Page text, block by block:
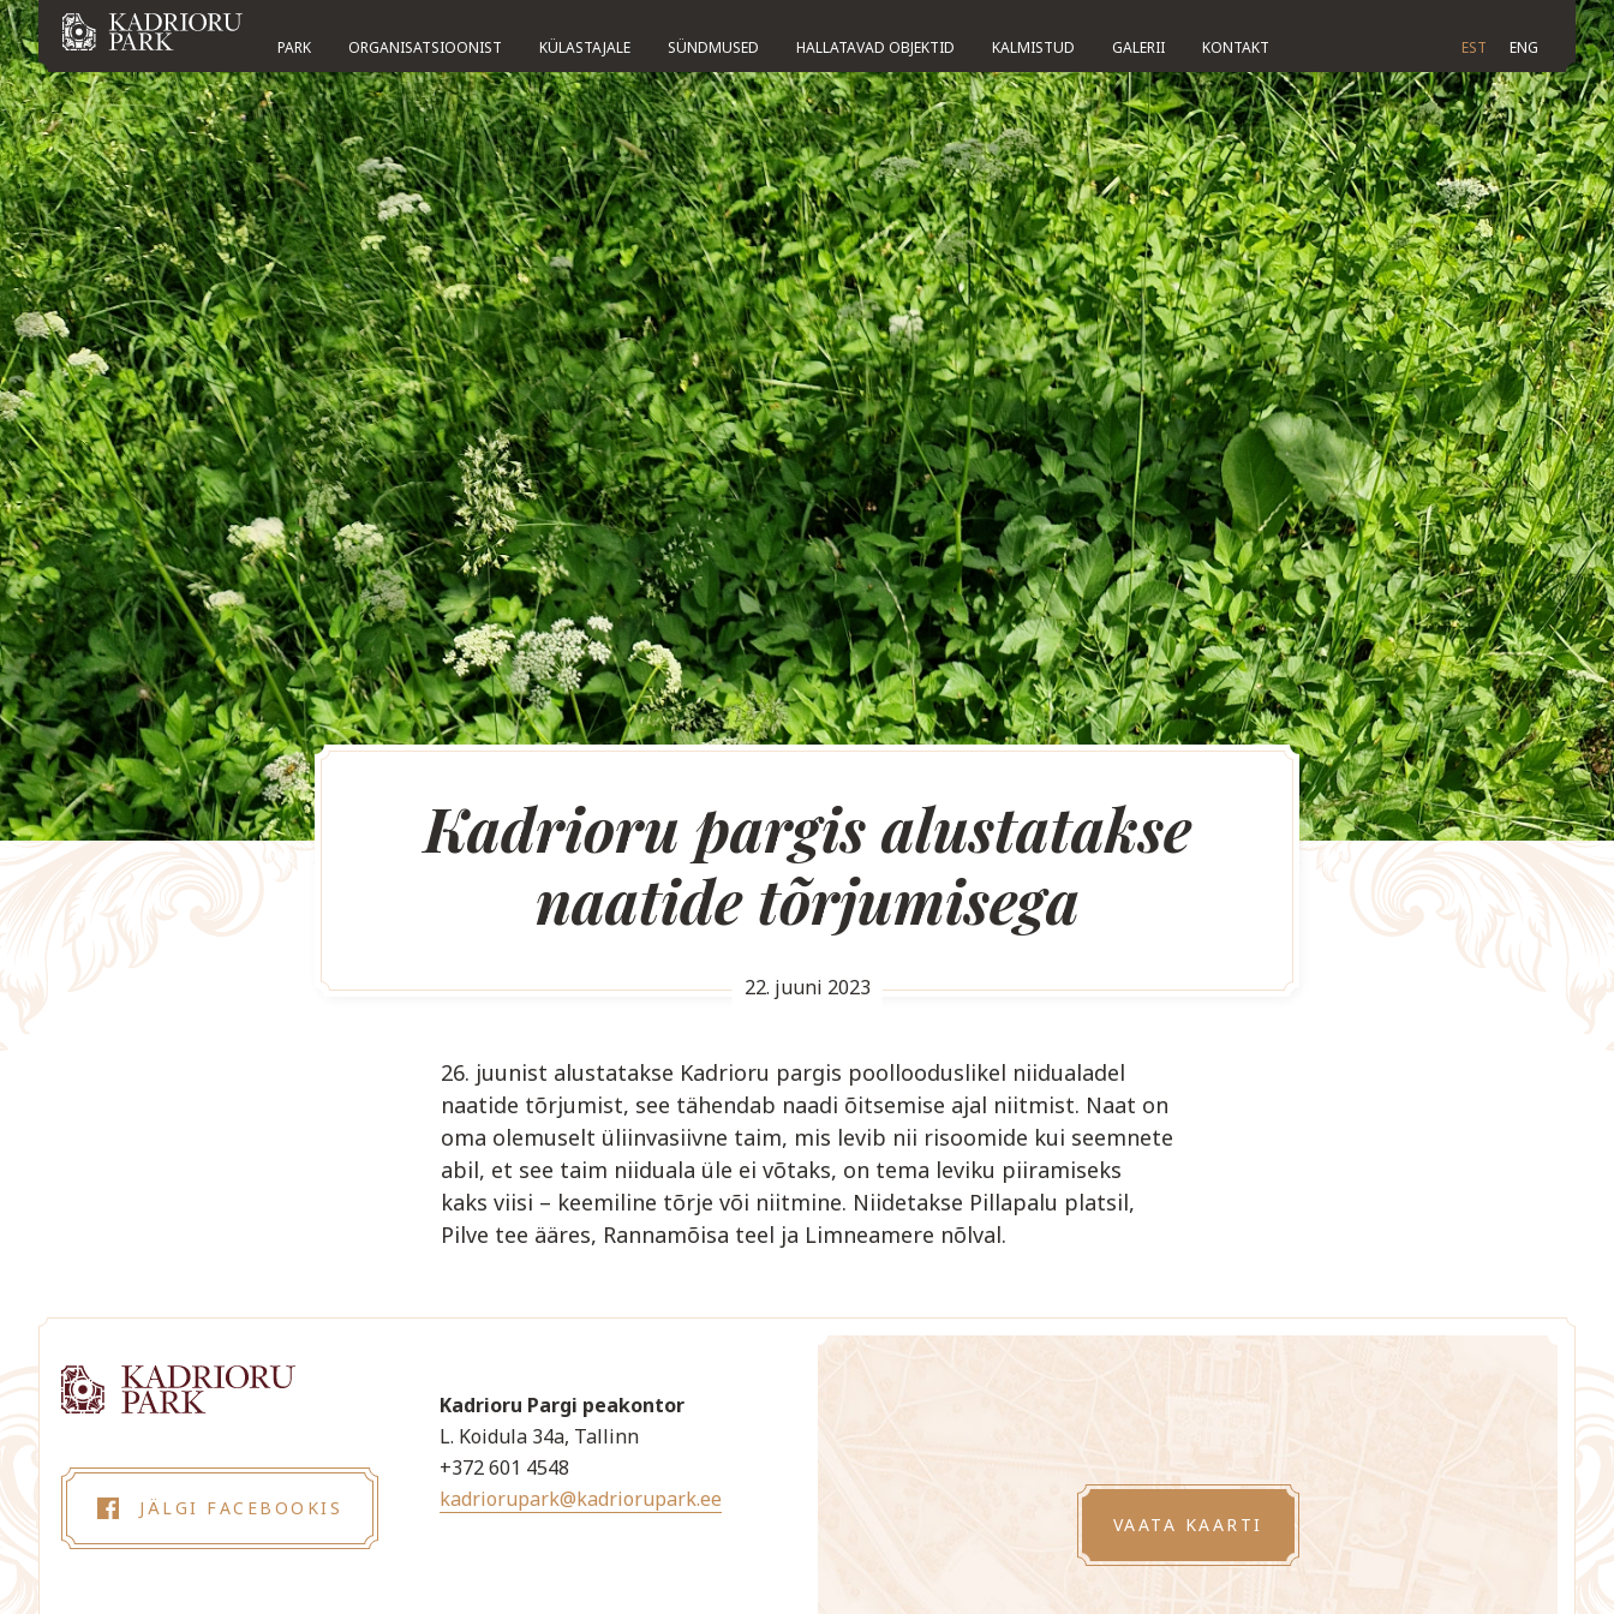
PARK ORGANISATSIOONIST KÜLASTAJALE SÜNDMUSED HALLATAVAD OBJEKTID KALMISTUD GALERII KONTAKT EST ENG
Kadrioru pargis alustatakse
naatide tõrjumisega
22. juuni 2023
26. juunist alustatakse Kadrioru pargis poollooduslikel niidualadel
naatide tõrjumist, see tähendab naadi õitsemise ajal niitmist. Naat on
oma olemuselt üliinvasiivne taim, mis levib nii risoomide kui seemnete
abil, et see taim niiduala üle ei võtaks, on tema leviku piiramiseks
kaks viisi – keemiline tõrje või niitmine. Niidetakse Pillapalu platsil,
Pilve tee ääres, Rannamõisa teel ja Limneamere nõlval.
JÄLGI FACEBOOKIS
Kadrioru Pargi peakontor
L. Koidula 34a, Tallinn
+372 601 4548
kadriorupark@kadriorupark.ee
VAATA KAARTI